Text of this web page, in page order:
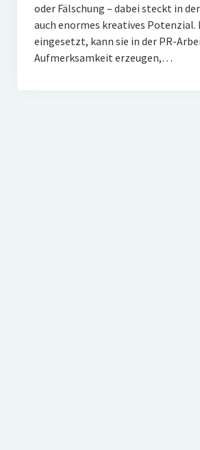
oder Fälschung – dabei steckt in
auch enormes kreatives Potenzial.
eingesetzt, kann sie in der PR-
Aufmerksamkeit erzeugen,…